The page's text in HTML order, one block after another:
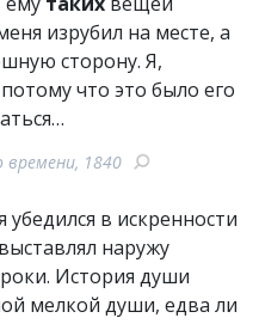
изрубил на месте, а
сторону. Я,
что это было его
1840
в искренности
наружу
История души
мелкой души, едва ли